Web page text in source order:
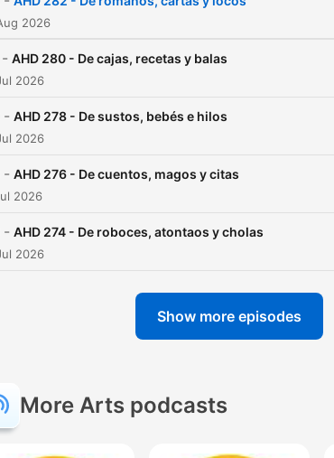
2026
- AHD 280 - De cajas, recetas y balas
2026
- AHD 278 - De sustos, bebés e hilos
2026
- AHD 276 - De cuentos, magos y citas
2026
- AHD 274 - De roboces, atontaos y cholas
2026
Show more episodes
More Arts podcasts